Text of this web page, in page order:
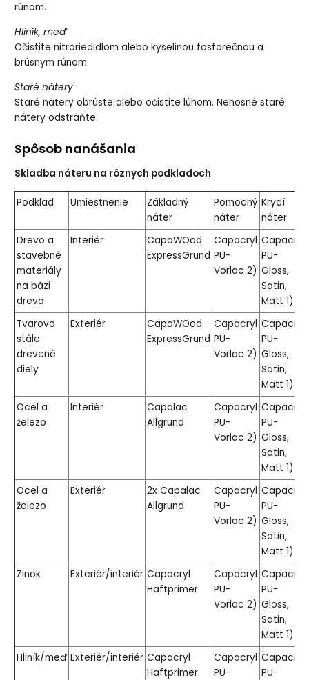
rúnom.
Hliník, meď
Očistite nitroriedidlom alebo kyselinou fosforečnou a
brúsnym rúnom.
Staré nátery
Staré nátery obrúste alebo očistite lúhom. Nenosné staré
nátery odstráňte.
Spôsob nanášania
Skladba náteru na rôznych podkladoch
Podklad Umiestnenie
Základný
náter
Pomocný
náter
Krycí
náter
Drevo a
stavebné
materiály
na bázi
dreva
Interiér
CapaWOod
ExpressGrund
Capacryl
PU-
Vorlac 2)
Capacryl
PU-
Gloss,
Satin,
Matt 1)
Tvarovo
stále
drevené
diely
Exteriér
CapaWOod
ExpressGrund
Capacryl
PU-
Vorlac 2)
Capacryl
PU-
Gloss,
Satin,
Matt 1)
Ocel a
železo
Interiér
Capalac
Allgrund
Capacryl
PU-
Vorlac 2)
Capacryl
PU-
Gloss,
Satin,
Matt 1)
Ocel a
železo
Exteriér
2x Capalac
Allgrund
Capacryl
PU-
Vorlac 2)
Capacryl
PU-
Gloss,
Satin,
Matt 1)
Zinok
Exteriér/interiér Capacryl
Haftprimer
Capacryl
PU-
Vorlac 2)
Capacryl
PU-
Gloss,
Satin,
Matt 1)
Hliník/meď Exteriér/interiér Capacryl
Haftprimer
Capacryl
PU-
Capacryl
PU-